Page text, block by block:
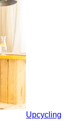
Upcycling